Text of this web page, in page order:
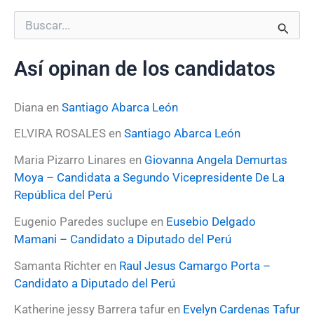
u
c
p
r
Así opinan de los candidatos
Diana en Santiago Abarca León
ELVIRA ROSALES en Santiago Abarca León
Maria Pizarro Linares en Giovanna Angela Demurtas
Moya – Candidata a Segundo Vicepresidente De La
República del Perú
Eugenio Paredes suclupe en Eusebio Delgado
Mamani – Candidato a Diputado del Perú
Samanta Richter en Raul Jesus Camargo Porta –
Candidato a Diputado del Perú
Katherine jessy Barrera tafur en Evelyn Cardenas Tafur